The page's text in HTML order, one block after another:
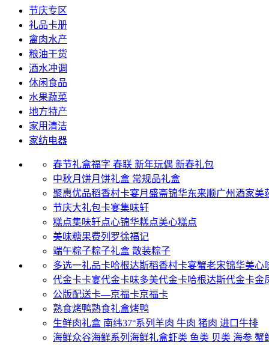
节庆专区
礼品卡册
禽肉水产
粮油干货
酒水冲调
休闲食品
水果蔬菜
地方特产
家用清洁
家纺电器
春节礼盒福字 春联 新年玩偶 新春礼包
中秋月饼月饼礼盒 常规品礼盒
聚惠优品稻香村卡宴月盛斋锦华东来顺广州酒家美
节庆大礼包卡宴集味轩
糕点集味轩点心锦华糕点美心糕点
美味糖果费列罗徐福记
端午粽子粽子礼盒 散装粽子
多选一礼品卡哈根达斯稻香村卡宴蟹老宋锦华美心
代金卡卡宴代金卡味多美代金卡哈根达斯代金卡金
公版配送卡—京福卡京福卡
熟食烤鸭熟食礼盒烤鸭
生鲜肉礼盒 南纬37°系列 羊肉 牛肉 猪肉 进口牛排
海鲜众谷海鲜系列 海鲜礼盒虾类 鱼类 贝类 海参 蟹